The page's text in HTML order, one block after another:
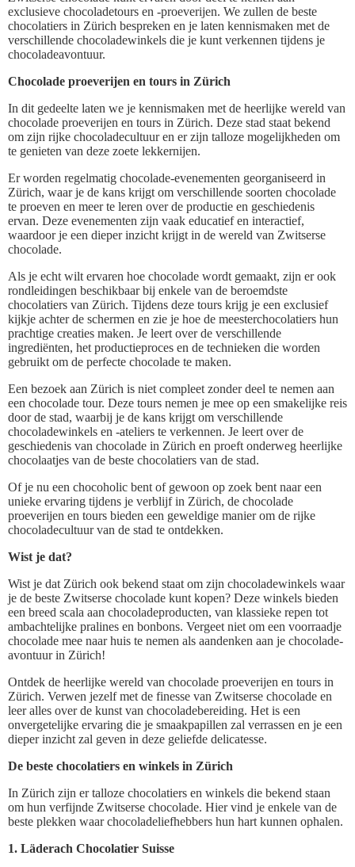
exclusieve chocoladetours en -proeverijen. We zullen de beste
chocolatiers in Zürich bespreken en je laten kennismaken met de
verschillende chocoladewinkels die je kunt verkennen tijdens je
chocoladeavontuur.
Chocolade proeverijen en tours in Zürich
In dit gedeelte laten we je kennismaken met de heerlijke wereld van
chocolade proeverijen en tours in Zürich. Deze stad staat bekend
om zijn rijke chocoladecultuur en er zijn talloze mogelijkheden om
te genieten van deze zoete lekkernijen.
Er worden regelmatig chocolade-evenementen georganiseerd in
Zürich, waar je de kans krijgt om verschillende soorten chocolade
te proeven en meer te leren over de productie en geschiedenis
ervan. Deze evenementen zijn vaak educatief en interactief,
waardoor je een dieper inzicht krijgt in de wereld van Zwitserse
chocolade.
Als je echt wilt ervaren hoe chocolade wordt gemaakt, zijn er ook
rondleidingen beschikbaar bij enkele van de beroemdste
chocolatiers van Zürich. Tijdens deze tours krijg je een exclusief
kijkje achter de schermen en zie je hoe de meesterchocolatiers hun
prachtige creaties maken. Je leert over de verschillende
ingrediënten, het productieproces en de technieken die worden
gebruikt om de perfecte chocolade te maken.
Een bezoek aan Zürich is niet compleet zonder deel te nemen aan
een chocolade tour. Deze tours nemen je mee op een smakelijke reis
door de stad, waarbij je de kans krijgt om verschillende
chocoladewinkels en -ateliers te verkennen. Je leert over de
geschiedenis van chocolade in Zürich en proeft onderweg heerlijke
chocolaatjes van de beste chocolatiers van de stad.
Of je nu een chocoholic bent of gewoon op zoek bent naar een
unieke ervaring tijdens je verblijf in Zürich, de chocolade
proeverijen en tours bieden een geweldige manier om de rijke
chocoladecultuur van de stad te ontdekken.
Wist je dat?
Wist je dat Zürich ook bekend staat om zijn chocoladewinkels waar
je de beste Zwitserse chocolade kunt kopen? Deze winkels bieden
een breed scala aan chocoladeproducten, van klassieke repen tot
ambachtelijke pralines en bonbons. Vergeet niet om een voorraadje
chocolade mee naar huis te nemen als aandenken aan je chocolade-
avontuur in Zürich!
Ontdek de heerlijke wereld van chocolade proeverijen en tours in
Zürich. Verwen jezelf met de finesse van Zwitserse chocolade en
leer alles over de kunst van chocoladebereiding. Het is een
onvergetelijke ervaring die je smaakpapillen zal verrassen en je een
dieper inzicht zal geven in deze geliefde delicatesse.
De beste chocolatiers en winkels in Zürich
In Zürich zijn er talloze chocolatiers en winkels die bekend staan
om hun verfijnde Zwitserse chocolade. Hier vind je enkele van de
beste plekken waar chocoladeliefhebbers hun hart kunnen ophalen.
1. Läderach Chocolatier Suisse